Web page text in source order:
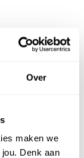
Over
maken we
Denk aan